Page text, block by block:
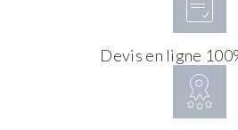
Devis en ligne